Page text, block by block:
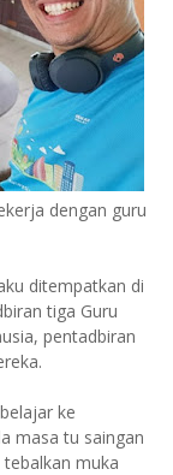
dengan guru
ditempatkan di
tiga Guru
pentadbiran
ke
masa tu saingan
muka